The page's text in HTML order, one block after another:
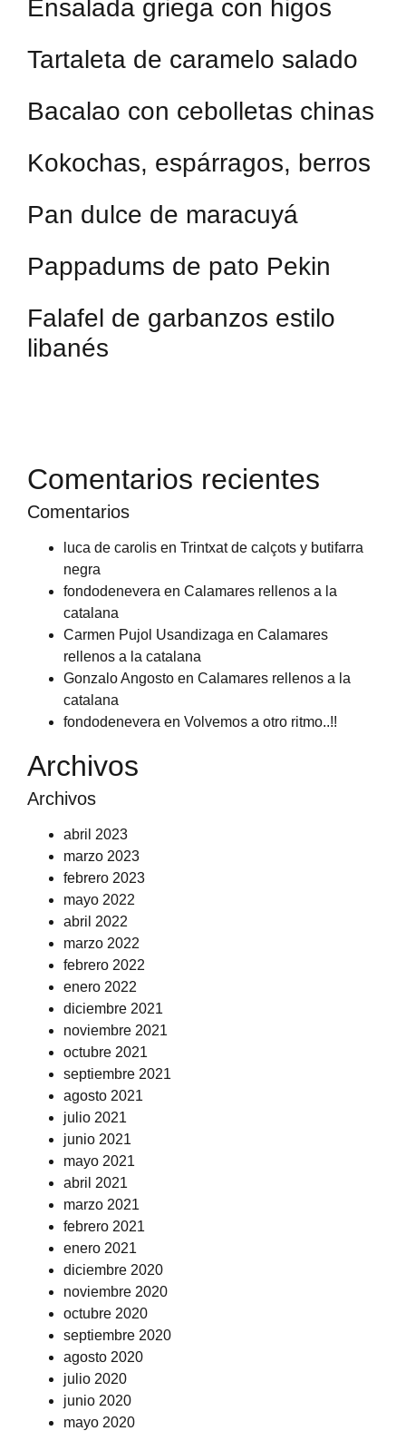
Ensalada griega con higos
Tartaleta de caramelo salado
Bacalao con cebolletas chinas
Kokochas, espárragos, berros
Pan dulce de maracuyá
Pappadums de pato Pekin
Falafel de garbanzos estilo
libanés
Comentarios recientes
Comentarios
luca de carolis en Trintxat de calçots y butifarra
negra
fondodenevera en Calamares rellenos a la
catalana
Carmen Pujol Usandizaga en Calamares
rellenos a la catalana
Gonzalo Angosto en Calamares rellenos a la
catalana
fondodenevera en Volvemos a otro ritmo..!!
Archivos
Archivos
abril 2023
marzo 2023
febrero 2023
mayo 2022
abril 2022
marzo 2022
febrero 2022
enero 2022
diciembre 2021
noviembre 2021
octubre 2021
septiembre 2021
agosto 2021
julio 2021
junio 2021
mayo 2021
abril 2021
marzo 2021
febrero 2021
enero 2021
diciembre 2020
noviembre 2020
octubre 2020
septiembre 2020
agosto 2020
julio 2020
junio 2020
mayo 2020